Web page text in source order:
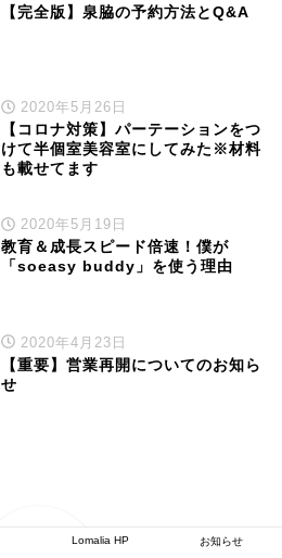
【完全版】泉脇の予約方法とQ&A
2020年5月26日
【コロナ対策】パーテーションをつ
けて半個室美容室にしてみた※材料
も載せてます
2020年5月19日
教育＆成長スピード倍速！僕が
「soeasy buddy」を使う理由
2020年4月23日
【重要】営業再開についてのお知ら
せ
Lomalia HP お知らせ